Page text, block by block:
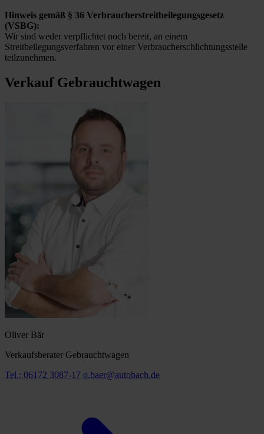
Hinweis gemäß § 36 Verbraucherstreitbeilegungsgesetz
(VSBG):
Wir sind weder verpflichtet noch bereit, an einem
Streitbeilegungsverfahren vor einer Verbraucherschlichtungsstelle
teilzunehmen.
Verkauf Gebrauchtwagen
Oliver Bär
Verkaufsberater Gebrauchtwagen
Tel.: 06172 3087-17 o.baer@autobach.de